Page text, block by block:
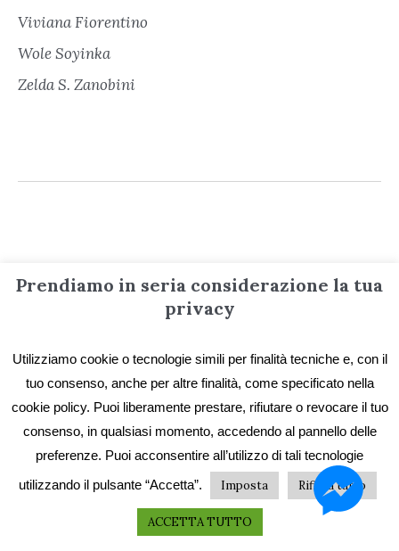
Viviana Fiorentino
Wole Soyinka
Zelda S. Zanobini
Informazioni
Privacy e Cookie
Codice etico
I primi vent’anni
Collane e catalogo storico
Prendiamo in seria considerazione la tua
privacy
Utilizziamo cookie o tecnologie simili per finalità tecniche e, con il
tuo consenso, anche per altre finalità, come specificato nella
cookie policy. Puoi liberamente prestare, rifiutare o revocare il tuo
consenso, in qualsiasi momento, accedendo al pannello delle
preferenze. Puoi acconsentire all’utilizzo di tali tecnologie
utilizzando il pulsante “Accetta”.
Imposta Rifiuta tutto
ACCETTA TUTTO